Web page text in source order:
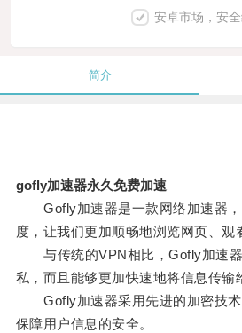
安卓市场，安
简介
gofly加速器永久免费加速
Gofly加速器是一款网络加速器，
度，让我们更加顺畅地浏览网页、观
与传统的VPN相比，Gofly加速器
私，而且能够更加快速地将信息传输
Gofly加速器采用先进的加密技术
保障用户信息的安全。